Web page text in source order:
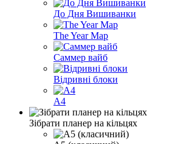
До Дня Вишиванки
The Year Map
Саммер вайб
Відривні блоки
А4
Зібрати планер на кільцях